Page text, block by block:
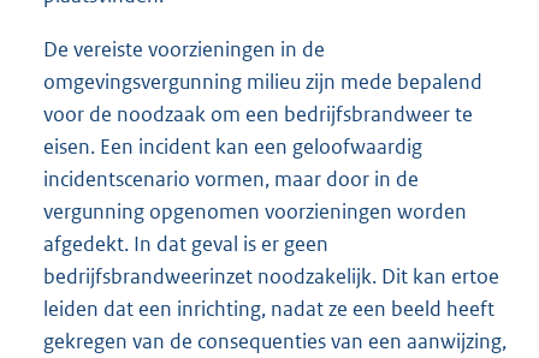
De vereiste voorzieningen in de
omgevingsvergunning milieu zijn mede bepalend
voor de noodzaak om een bedrijfsbrandweer te
eisen. Een incident kan een geloofwaardig
incidentscenario vormen, maar door in de
vergunning opgenomen voorzieningen worden
afgedekt. In dat geval is er geen
bedrijfsbrandweerinzet noodzakelijk. Dit kan ertoe
leiden dat een inrichting, nadat ze een beeld heeft
gekregen van de consequenties van een aanwijzing,